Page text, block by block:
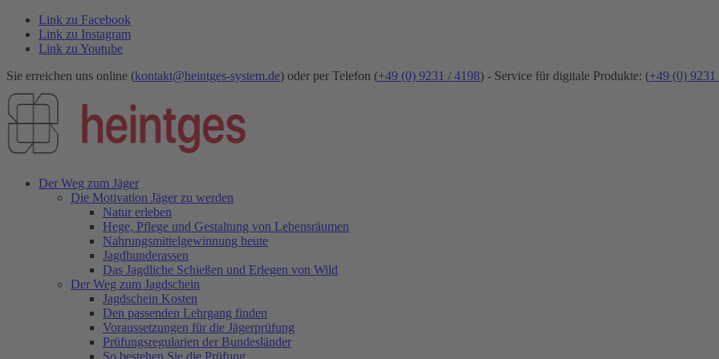
Link zu Facebook
Link zu Instagram
Link zu Youtube
Sie erreichen uns online (kontakt@heintges-system.de) oder per Telefon (+49 (0) 9231 / 4198) - Service für digitale Produkte: (+49 (0) 9231
Der Weg zum Jäger
Die Motivation Jäger zu werden
Natur erleben
Hege, Pflege und Gestaltung von Lebensräumen
Nahrungsmittelgewinnung heute
Jagdhunderassen
Das Jagdliche Schießen und Erlegen von Wild
Der Weg zum Jagdschein
Jagdschein Kosten
Den passenden Lehrgang finden
Voraussetzungen für die Jägerprüfung
Prüfungsregularien der Bundesländer
So bestehen Sie die Prüfung